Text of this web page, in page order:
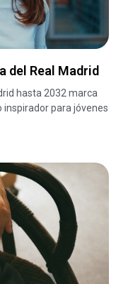
del Real Madrid
hasta 2032 marca
inspirador para jóvenes